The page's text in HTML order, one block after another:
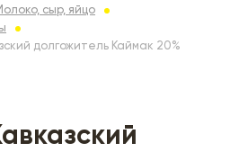
сыр, яйцо
долгожитель Каймак 20%